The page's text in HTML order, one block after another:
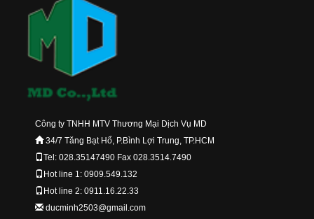
Công ty TNHH MTV Thương Mại Dịch Vụ MD
34/7 Tăng Bạt Hổ, P.Bình Lợi Trung, TP.HCM
Tel: 028.35147490 Fax 028.3514.7490
Hot line 1: 0909.549.132
Hot line 2: 0911.16.22.33
ducminh2503@gmail.com